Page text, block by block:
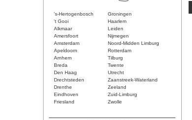
's-Hertogenbosch
Groningen
't Gooi
Haarlem
Alkmaar
Leiden
Amersfoort
Nijmegen
Amsterdam
Noord-Midden Limburg
Apeldoorn
Rotterdam
Arnhem
Tilburg
Breda
Twente
Den Haag
Utrecht
Drechtsteden
Zaanstreek-Waterland
Drenthe
Zeeland
Eindhoven
Zuid-Limburg
Friesland
Zwolle